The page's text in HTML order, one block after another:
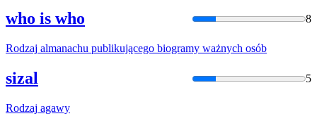
who is who 8
Rodzaj almanachu publikującego biogramy ważnych osób
sizal 5
Rodzaj agawy